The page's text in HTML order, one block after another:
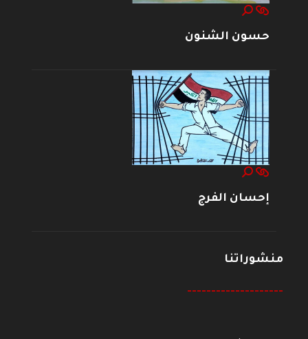
حسون الشنون
إحسان الفرج
منشوراتنا
--------------------